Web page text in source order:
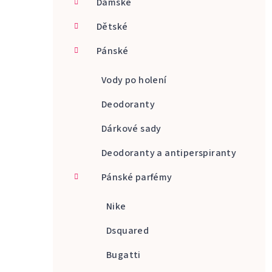
Dětské
Pánské
Vody po holení
Deodoranty
Dárkové sady
Deodoranty a antiperspiranty
Pánské parfémy
Nike
Dsquared
Bugatti